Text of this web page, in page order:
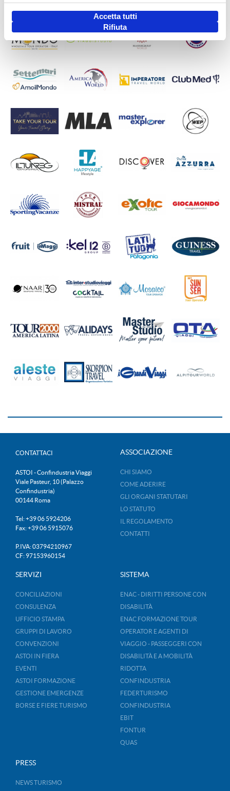
Accetta tutti
Rifiuta
CONTATTACI
ASTOI - Confindustria Viaggi
Viale Pasteur, 10 (Palazzo
Confindustria)
00144 Roma
Tel: +39 06 5924206
Fax: +39 06 5915076
P.IVA: 03794210967
CF: 97153960154
ASSOCIAZIONE
CHI SIAMO
COME ADERIRE
GLI ORGANI STATUTARI
LO STATUTO
IL REGOLAMENTO
CONTATTI
SERVIZI
CONCILIAZIONI
CONSULENZA
UFFICIO STAMPA
GRUPPI DI LAVORO
CONVENZIONI
ASTOI IN FIERA
EVENTI
ASTOI FORMAZIONE
GESTIONE EMERGENZE
BORSE E FIERE TURISMO
SISTEMA
ENAC - DIRITTI PERSONE CON
DISABILITÀ
ENAC FORMAZIONE TOUR
OPERATOR E AGENTI DI
VIAGGIO - PASSEGGERI CON
DISABILITÀ E A MOBILITÀ
RIDOTTA
CONFINDUSTRIA
FEDERTURISMO
CONFINDUSTRIA
EBIT
FONTUR
QUAS
PRESS
NEWS TURISMO